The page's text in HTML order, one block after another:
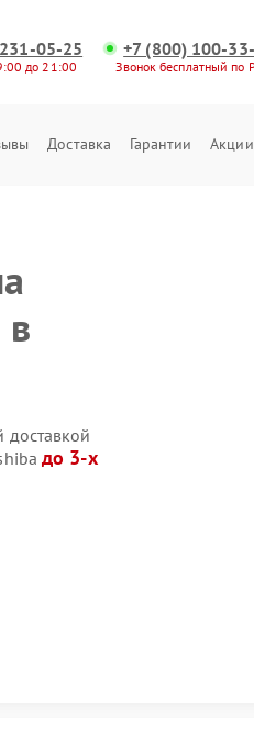
05-25
до 21:00
+7 (800) 100-
Звонок бесплатный по
Доставка Гарантии
доставкой
до 3-х